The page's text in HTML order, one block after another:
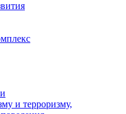
и терроризму,